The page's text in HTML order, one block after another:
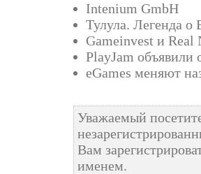
Intenium GmbH
Тулула. Легенда о
Gameinvest и Real
PlayJam объявили
eGames меняют
Уважаемый
Вам
именем.